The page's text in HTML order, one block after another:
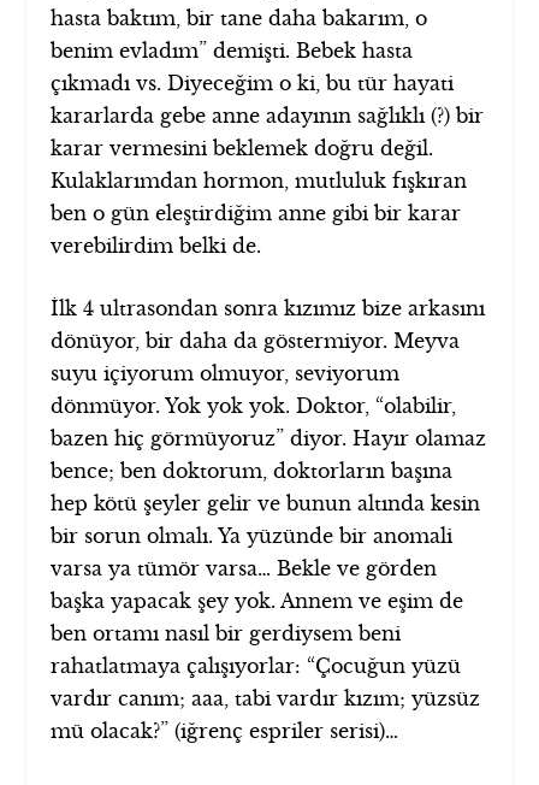
hasta baktım, bir tane daha bakarım, o
benim evladım” demişti. Bebek hasta
çıkmadı vs. Diyeceğim o ki, bu tür hayati
kararlarda gebe anne adayının sağlıklı (?) bir
karar vermesini beklemek doğru değil.
Kulaklarımdan hormon, mutluluk fışkıran
ben o gün eleştirdiğim anne gibi bir karar
verebilirdim belki de.
İlk 4 ultrasondan sonra kızımız bize arkasını
dönüyor, bir daha da göstermiyor. Meyva
suyu içiyorum olmuyor, seviyorum
dönmüyor. Yok yok yok. Doktor, “olabilir,
bazen hiç görmüyoruz” diyor. Hayır olamaz
bence; ben doktorum, doktorların başına
hep kötü şeyler gelir ve bunun altında kesin
bir sorun olmalı. Ya yüzünde bir anomali
varsa ya tümör varsa… Bekle ve görden
başka yapacak şey yok. Annem ve eşim de
ben ortamı nasıl bir gerdiysem beni
rahatlatmaya çalışıyorlar: “Çocuğun yüzü
vardır canım; aaa, tabi vardır kızım; yüzsüz
mü olacak?” (iğrenç espriler serisi)…